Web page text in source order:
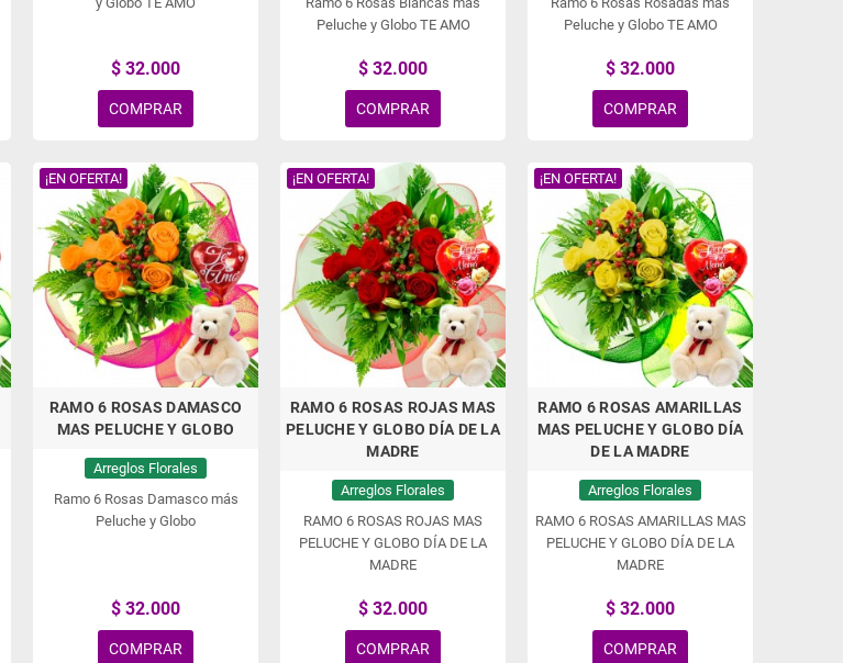
$ 32.000
COMPRAR
Peluche y Globo TE AMO
$ 32.000
COMPRAR
Peluche y Globo TE AMO
$ 32.000
COMPRAR
¡EN OFERTA!
RAMO 6 ROSAS DAMASCO
MAS PELUCHE Y GLOBO
Arreglos Florales
Ramo 6 Rosas Damasco más
Peluche y Globo
$ 32.000
COMPRAR
¡EN OFERTA!
RAMO 6 ROSAS ROJAS MAS
PELUCHE Y GLOBO DÍA DE LA
MADRE
Arreglos Florales
RAMO 6 ROSAS ROJAS MAS
PELUCHE Y GLOBO DÍA DE LA
MADRE
$ 32.000
COMPRAR
¡EN OFERTA!
RAMO 6 ROSAS AMARILLAS
MAS PELUCHE Y GLOBO DÍA
DE LA MADRE
Arreglos Florales
RAMO 6 ROSAS AMARILLAS MAS
PELUCHE Y GLOBO DÍA DE LA
MADRE
$ 32.000
COMPRAR